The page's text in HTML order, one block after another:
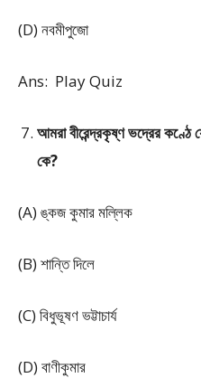
(D) নবমীপুজো
Ans: Play Quiz
আমরা বীরেন্দ্রকৃষ্ণ ভদ্রের কণ্ঠে যে
কে?
(A) ঙ্কজ কুমার মল্লিক
(B) শান্তি দিলে
(C) বিধুভূষণ ভট্টাচার্য
(D) বাণীকুমার